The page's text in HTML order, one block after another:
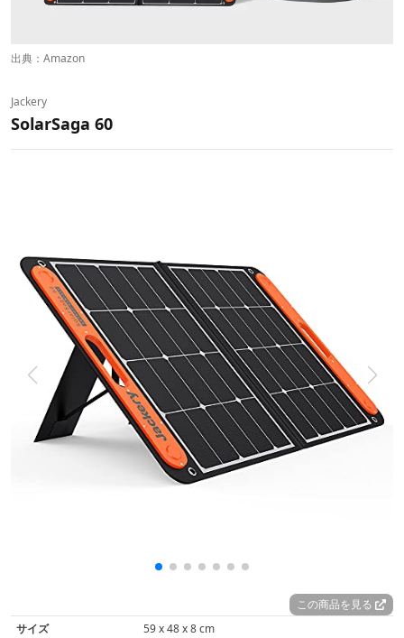
出典： Amazon
Jackery
SolarSaga 60
この商品を見る
サイズ‎
‎59 x 48 x 8 cm